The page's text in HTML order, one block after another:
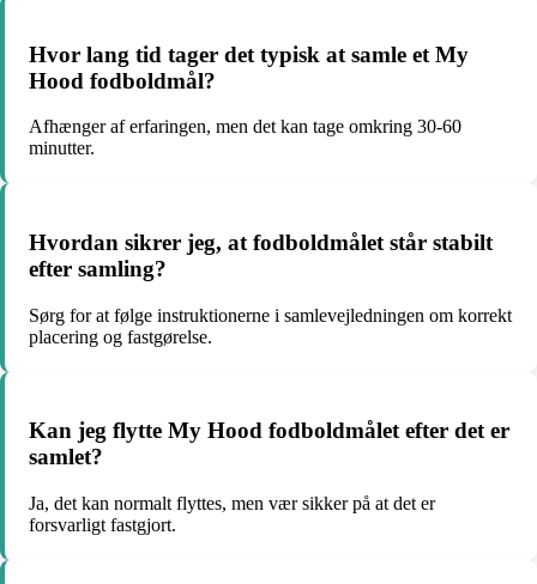
Hvor lang tid tager det typisk at samle et My
Hood fodboldmål?
Afhænger af erfaringen, men det kan tage omkring 30-60
minutter.
Hvordan sikrer jeg, at fodboldmålet står stabilt
efter samling?
Sørg for at følge instruktionerne i samlevejledningen om korrekt
placering og fastgørelse.
Kan jeg flytte My Hood fodboldmålet efter det er
samlet?
Ja, det kan normalt flyttes, men vær sikker på at det er
forsvarligt fastgjort.